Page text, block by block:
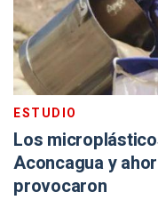
ESTUDIO
Los
Aconcagua y
provocaron